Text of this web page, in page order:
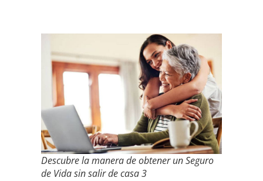
Descubre la manera de obtener un Seguro
de Vida sin salir de casa 3